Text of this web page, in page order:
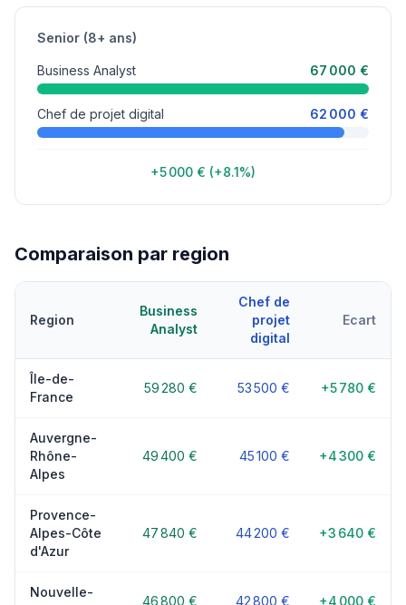
Senior (8+ ans)
Business Analyst 67 000 €
Chef de projet digital 62 000 €
+5 000 € (+8.1%)
Comparaison par region
Region
Business
Analyst
Chef de
projet
digital
Ecart
Île-de-
France
59 280 € 53 500 € +5 780 €
Auvergne-
Rhône-
Alpes
49 400 € 45 100 € +4 300 €
Provence-
Alpes-Côte
d'Azur
47 840 € 44 200 € +3 640 €
Nouvelle-
46 800 € 42 800 € +4 000 €